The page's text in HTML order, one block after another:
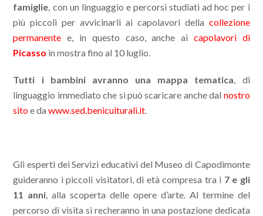
famiglie , con un linguaggio e percorsi studiati ad hoc per i
più piccoli per avvicinarli ai capolavori della collezione
permanentee, in questo caso, anche ai capolavori di
Picasso in mostra fino al 10 luglio.
Tutti i bambini avranno una mappa tematica , di
linguaggio immediato che si può scaricare anche dal nostro
sitoe dawww.sed.beniculturali.it
Gli esperti dei Servizi educativi del Museo di Capodimonte
guideranno i piccoli visitatori, di età compresa tra i 7 e gli
11 anni , alla scoperta delle opere d’arte. Al termine del
percorso di visita si recheranno in una postazione dedicata